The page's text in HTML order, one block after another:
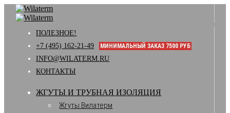
ПОЛЕЗНОЕ!
+7 (495) 162-21-49
МИНИМАЛЬНЫЙ ЗАКАЗ 7500 РУБ
INFO@WILATERM.RU
КОНТАКТЫ
ЖГУТЫ И ТРУБНАЯ ИЗОЛЯЦИЯ
Жгуты Вилатерм